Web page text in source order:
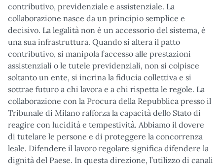
contributivo, previdenziale e assistenziale. La
collaborazione nasce da un principio semplice e
decisivo. La legalità non è un accessorio del sistema, è
una sua infrastruttura. Quando si altera il patto
contributivo, si manipola l’accesso alle prestazioni
assistenziali o le tutele previdenziali, non si colpisce
soltanto un ente, si incrina la fiducia collettiva e si
sottrae futuro a chi lavora e a chi rispetta le regole. La
collaborazione con la Procura della Repubblica presso il
Tribunale di Milano rafforza la capacità dello Stato di
reagire con lucidità e tempestività. Abbiamo il dovere
di tutelare le persone e di proteggere la concorrenza
leale. Difendere il lavoro regolare significa difendere la
dignità del Paese. In questa direzione, l’utilizzo di canali